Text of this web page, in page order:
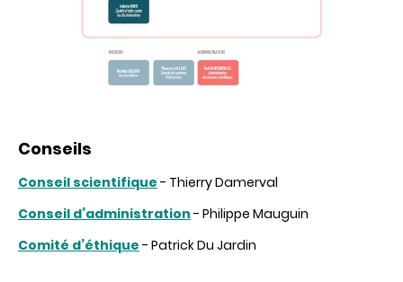
Conseils
Conseil scientifique - Thierry Damerval
Conseil d’administration - Philippe Mauguin
Comité d’éthique - Patrick Du Jardin